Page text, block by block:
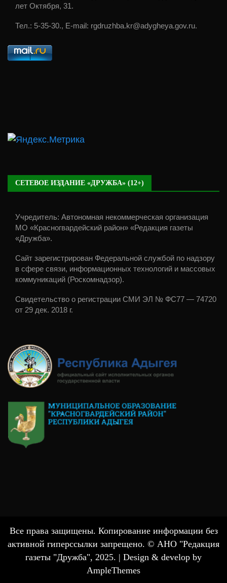
лет Октября, 31.
Тел.: 5-35-30., E-mail: rgdruzhba.kr@adygheya.gov.ru.
СЕТЕВОЕ ИЗДАНИЕ «ДРУЖБА» (12+)
Учредитель: Автономная некоммерческая организация
МО «Красногвардейский район» «Редакция газеты
«Дружба».
Сайт зарегистрирован Федеральной службой по надзору
в сфере связи, информационных технологий и массовых
коммуникаций (Роскомнадзор).
Свидетельство о регистрации СМИ ЭЛ № ФС77 — 74720
от 29 дек. 2018 г.
Все права защищены. Копирование информации без
активной гиперссылки запрещено. © АНО "Редакция
газеты "Дружба", 2025. | Design & develop by
AmpleThemes